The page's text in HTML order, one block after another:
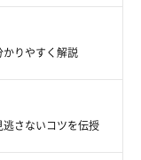
りやすく解説
さないコツを伝授